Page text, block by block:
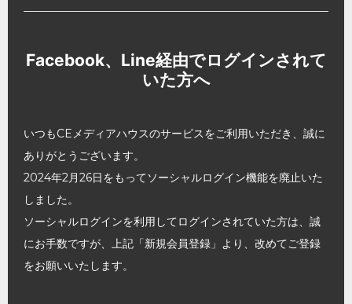
Facebook、Line経由でログインされて
いた方へ
いつもCEメディアハウスのサービスをご利用いただき、誠に
ありがとうございます。
2024年2月26日をもってソーシャルログイン機能を廃止いた
しました。
ソーシャルログインを利用してログインされていた方は、誠
にお手数ですが、上記「新規会員登録」より、改めてご登録
をお願いいたします。